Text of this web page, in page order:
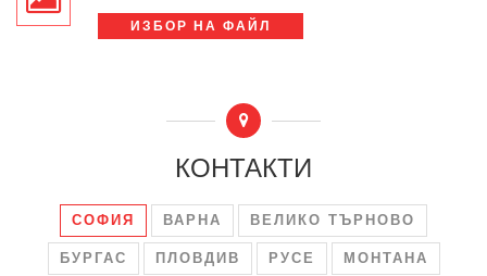
ИЗБОР НА ФАЙЛ
КОНТАКТИ
СОФИЯ ВАРНА ВЕЛИКО ТЪРНОВО
БУРГАС ПЛОВДИВ РУСЕ МОНТАНА